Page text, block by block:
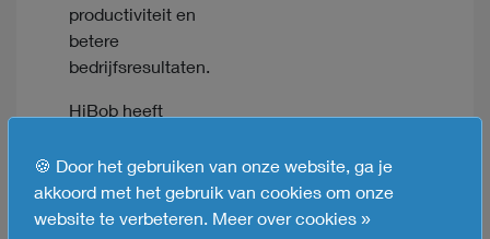
🍪 Door het gebruiken van onze website, ga je
akkoord met het gebruik van cookies om onze
website te verbeteren. Meer over cookies »
productiviteit en
betere
bedrijfsresultaten.
HiBob heeft
over de hele wereld,
die de moderne HR-
technologie van